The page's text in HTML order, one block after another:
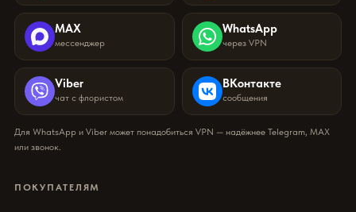
MAX
мессенджер
WhatsApp
через VPN
Viber
чат с флористом
ВКонтакте
сообщения
Для WhatsApp и Viber может понадобиться VPN — надёжнее Telegram, MAX
или звонок.
ПОКУПАТЕЛЯМ